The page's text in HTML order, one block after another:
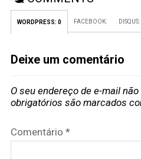
WORDPRESS: 0 FACEBOOK: DISQUS:
Deixe um comentário
O seu endereço de e-mail
obrigatórios são marcados
Comentário *